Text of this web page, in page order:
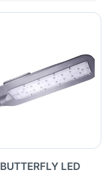
BUTTERFLY LED